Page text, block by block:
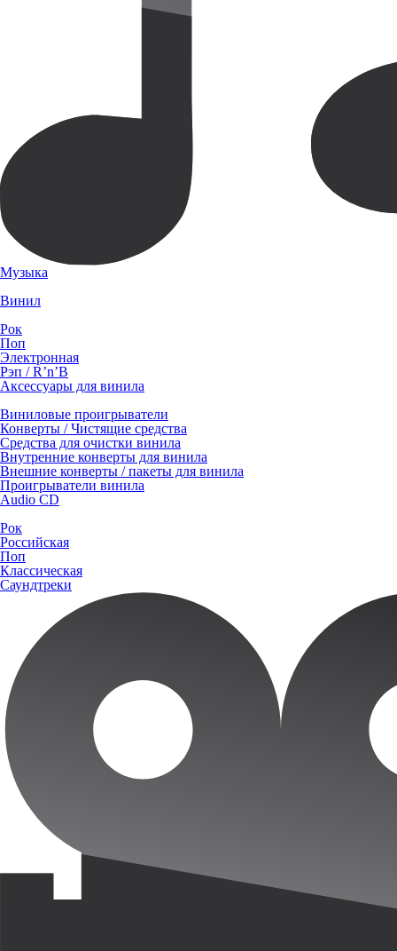
Музыка
Винил
Рок
Поп
Электронная
Рэп / R’n’B
Аксессуары для винила
Виниловые проигрыватели
Конверты / Чистящие средства
Средства для очистки винила
Внутренние конверты для винила
Внешние конверты / пакеты для винила
Проигрыватели винила
Audio CD
Рок
Российская
Поп
Классическая
Саундтреки